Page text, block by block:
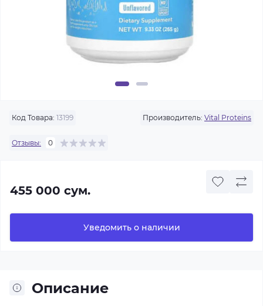
Код Товара: 13199 Производитель: Vital Proteins
Отзывы: 0
455 000 сум.
Уведомить о наличии
Описание